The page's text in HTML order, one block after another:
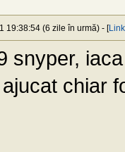
19:38:54 (6 zile în urmă) - [Link
snyper,
chiar